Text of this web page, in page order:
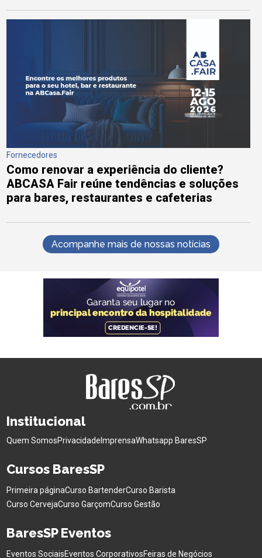
Fornecedores
Como renovar a experiência do cliente?
ABCASA Fair reúne tendências e soluções
para bares, restaurantes e cafeterias
Acompanhe mais de nossas notícias
Institucional
Quem SomosPrivacidade ImprensaWhatsapp BaresSP
Cursos BaresSP
Primeira páginaCurso BartenderCurso Barista
Curso CervejaCurso GarçomCurso Gestão
BaresSP Eventos
Eventos SociaisEventos CorporativosFeiras de Negócios